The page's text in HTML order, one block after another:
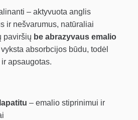
– aktyvuota anglis
ir nešvarumus, natūraliai
paviršių be abrazyvaus emalio
absorbcijos būdu, todėl
apsaugotas.
– emalio stiprinimui ir